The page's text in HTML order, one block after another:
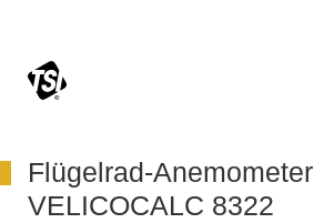
Flügelrad-Anemometer
VELICOCALC 8322